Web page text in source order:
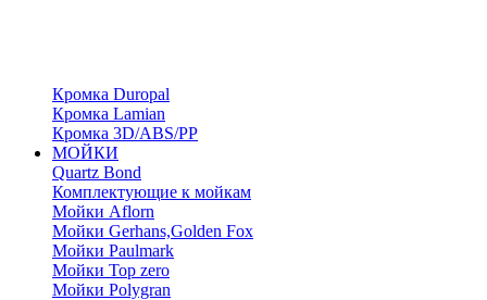
Кромка Duropal
Кромка Lamian
Кромка 3D/ABS/PP
МОЙКИ
Quartz Bond
Комплектующие к мойкам
Мойки Aflorn
Мойки Gerhans,Golden Fox
Мойки Paulmark
Мойки Top zero
Мойки Polygran